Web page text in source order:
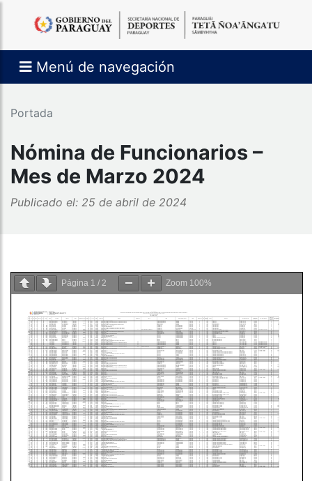
Menú de navegación
Portada
Nómina de Funcionarios –
Mes de Marzo 2024
Publicado el: 25 de abril de 2024
Página 1 / 2 Zoom 100%